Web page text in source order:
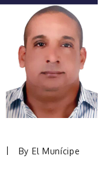
By El Munícipe